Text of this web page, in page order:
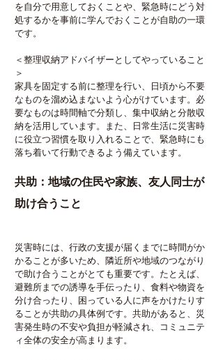
を自分で用意しておくことや、緊急時にどう対
処するかを事前に学んでおくことが自助の一環
です。
＜整理収納アドバイザーとしてやっていること
＞
家具を固定する前に整理を行い、日頃から不要
なものを溜め込まないよう心がけています。必
要なものは時間軸で分類し、集中収納と分散収
納を活用しています。また、日常生活に災害時
に役立つ習慣を取り入れることで、緊急時にも
落ち着いて行動できるよう備えています。
共助：地域の住民や家族、友人同士が
助け合うこと
災害時には、行政の支援が届くまでに時間がか
かることが多いため、隣近所や地域のつながり
で助け合うことがとても重要です。たとえば、
避難所までの誘導を手伝ったり、食料や物資を
分け合ったり、困っている人に声をかけたりす
ることが共助の具体例です。共助があると、災
害発生時の不安や負担が軽減され、コミュニテ
ィ全体の安全が高まります。